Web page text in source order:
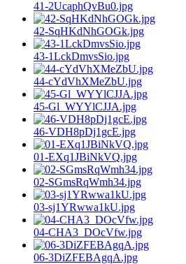
41-2UcaphQvBu0.jpg
42-SqHKdNhGOGk.jpg
43-1LckDmvsSio.jpg
44-cYdVhXMeZbU.jpg
45-Gl_WYYlCJJA.jpg
46-VDH8pDj1gcE.jpg
01-EXq1JBiNkVQ.jpg
02-SGmsRqWmh34.jpg
03-sj1YRwwa1kU.jpg
04-CHA3_DOcVfw.jpg
06-3DiZFEBAgqA.jpg